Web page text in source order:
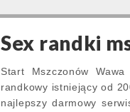
Sex randki
Start Mszczonów
randkowy istniejący od
najlepszy darmowy